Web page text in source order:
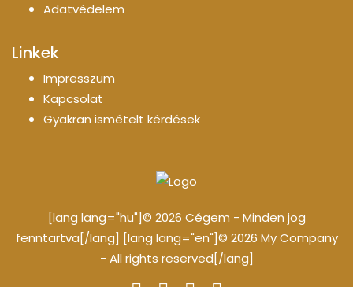
Adatvédelem
Linkek
Impresszum
Kapcsolat
Gyakran ismételt kérdések
[lang lang="hu"]© 2026 Cégem - Minden jog
fenntartva[/lang] [lang lang="en"]© 2026 My Company
- All rights reserved[/lang]